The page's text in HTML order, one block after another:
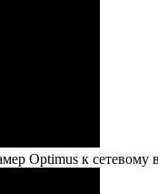
Optimus к сетевому